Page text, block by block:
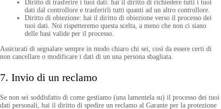
Diritto di trasferire i tuoi dati: hai il diritto di richiedere tutti i tuoi
dati dal controllore e trasferirli tutti quanti ad un altro controllore.
Diritto di obiezione: hai il diritto di obiezione verso il processo dei
tuoi dati. Noi rispetteremo questa scelta, a meno che non ci siano
delle basi valide per il processo.
Assicurati di segnalare sempre in modo chiaro chi sei, così da essere certi di
non cancellare o modificare i dati di un una persona sbagliata.
7. Invio di un reclamo
Se non sei soddisfatto di come gestiamo (una lamentela su) il processo dei tuoi
dati personali, hai il diritto di spedire un reclamo al Garante per la protezione